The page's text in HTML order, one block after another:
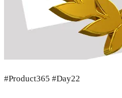
#Product365 #Day22